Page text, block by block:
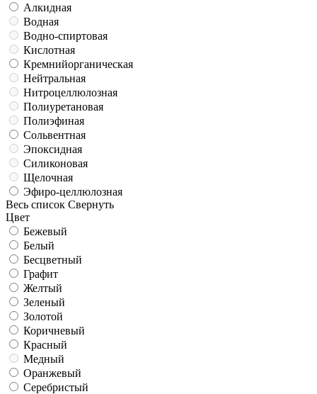
Алкидная
Водная
Водно-спиртовая
Кислотная
Кремнийорганическая
Нейтральная
Нитроцеллюлозная
Полиуретановая
Полиэфиная
Сольвентная
Эпоксидная
Силиконовая
Щелочная
Эфиро-целлюлозная
Весь список Свернуть
Цвет
Бежевый
Белый
Бесцветный
Графит
Желтый
Зеленый
Золотой
Коричневый
Красный
Медный
Оранжевый
Серебристый